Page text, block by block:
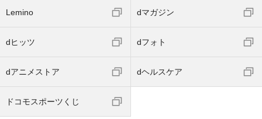
Lemino dマガジン
dヒッツ dフォト
dアニメストア dヘルスケア
ドコモスポーツくじ